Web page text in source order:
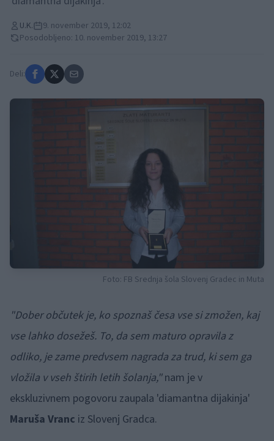
U.K.
9. november 2019, 12:02
Posodobljeno: 10. november 2019, 13:27
Deli:
Foto: FB Srednja šola Slovenj Gradec in Muta
"Dober občutek je, ko spoznaš česa vse si zmožen, kaj
vse lahko dosežeš. To, da sem maturo opravila z
odliko, je zame predvsem nagrada za trud, ki sem ga
vložila v vseh štirih letih šolanja,"nam je v
ekskluzivnem pogovoru zaupala 'diamantna dijakinja'
Maruša Vranc iz Slovenj Gradca.